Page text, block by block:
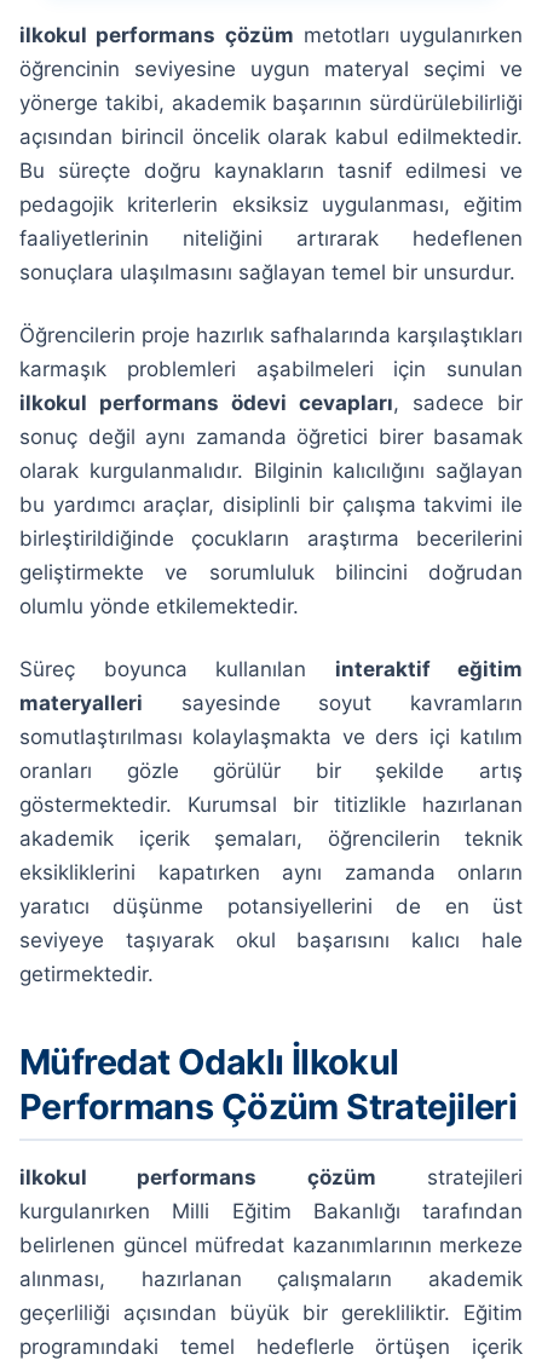
ilkokul performans çözüm metotları uygulanırken
öğrencinin seviyesine uygun materyal seçimi ve
yönerge takibi, akademik başarının sürdürülebilirliği
açısından birincil öncelik olarak kabul edilmektedir.
Bu süreçte doğru kaynakların tasnif edilmesi ve
pedagojik kriterlerin eksiksiz uygulanması, eğitim
faaliyetlerinin niteliğini artırarak hedeflenen
sonuçlara ulaşılmasını sağlayan temel bir unsurdur.
Öğrencilerin proje hazırlık safhalarında karşılaştıkları
karmaşık problemleri aşabilmeleri için sunulan
ilkokul performans ödevi cevapları, sadece bir
sonuç değil aynı zamanda öğretici birer basamak
olarak kurgulanmalıdır. Bilginin kalıcılığını sağlayan
bu yardımcı araçlar, disiplinli bir çalışma takvimi ile
birleştirildiğinde çocukların araştırma becerilerini
geliştirmekte ve sorumluluk bilincini doğrudan
olumlu yönde etkilemektedir.
Süreç boyunca kullanılan interaktif eğitim
materyalleri sayesinde soyut kavramların
somutlaştırılması kolaylaşmakta ve ders içi katılım
oranları gözle görülür bir şekilde artış
göstermektedir. Kurumsal bir titizlikle hazırlanan
akademik içerik şemaları, öğrencilerin teknik
eksikliklerini kapatırken aynı zamanda onların
yaratıcı düşünme potansiyellerini de en üst
seviyeye taşıyarak okul başarısını kalıcı hale
getirmektedir.
Müfredat Odaklı İlkokul
Performans Çözüm Stratejileri
ilkokul performans çözüm stratejileri
kurgulanırken Milli Eğitim Bakanlığı tarafından
belirlenen güncel müfredat kazanımlarının merkeze
alınması, hazırlanan çalışmaların akademik
geçerliliği açısından büyük bir gerekliliktir. Eğitim
programındaki temel hedeflerle örtüşen içerik